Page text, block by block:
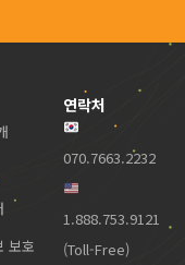
보호
연락처
070.7663.2232
1.888.753.9121
(Toll-Free)